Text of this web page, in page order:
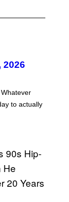
2026
to actually